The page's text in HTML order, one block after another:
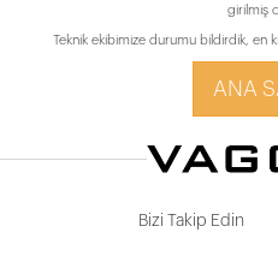
girilmiş
Teknik ekibimize durumu bildirdik, en
ANA
Bizi Takip Edin